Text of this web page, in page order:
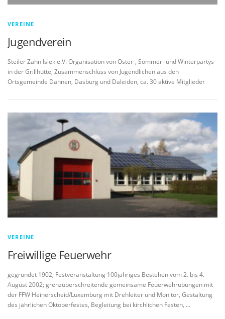
VEREINE
Jugendverein
Steiler Zahn Islek e.V. Organisation von Oster-, Sommer- und Winterpartys
in der Grillhütte, Zusammenschluss von Jugendlichen aus den
Ortsgemeinde Dahnen, Dasburg und Daleiden, ca. 30 aktive Mitglieder
VEREINE
Freiwillige Feuerwehr
gegründet 1902; Festveranstaltung 100jähriges Bestehen vom 2. bis 4.
August 2002; grenzüberschreitende gemeinsame Feuerwehrübungen mit
der FFW Heinerscheid/Luxemburg mit Drehleiter und Monitor, Gestaltung
des jährlichen Oktoberfestes, Begleitung bei kirchlichen Festen, …